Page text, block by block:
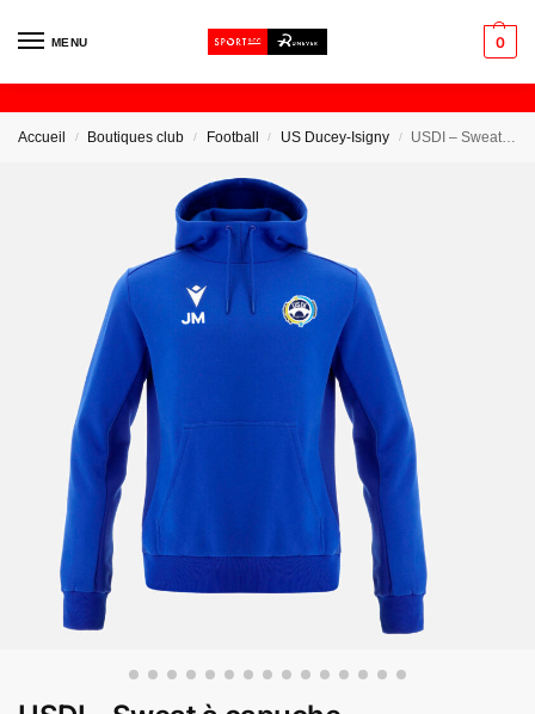
MENU 0
Accueil / Boutiques club / Football / US Ducey-Isigny / USDI – Sweat à capuche